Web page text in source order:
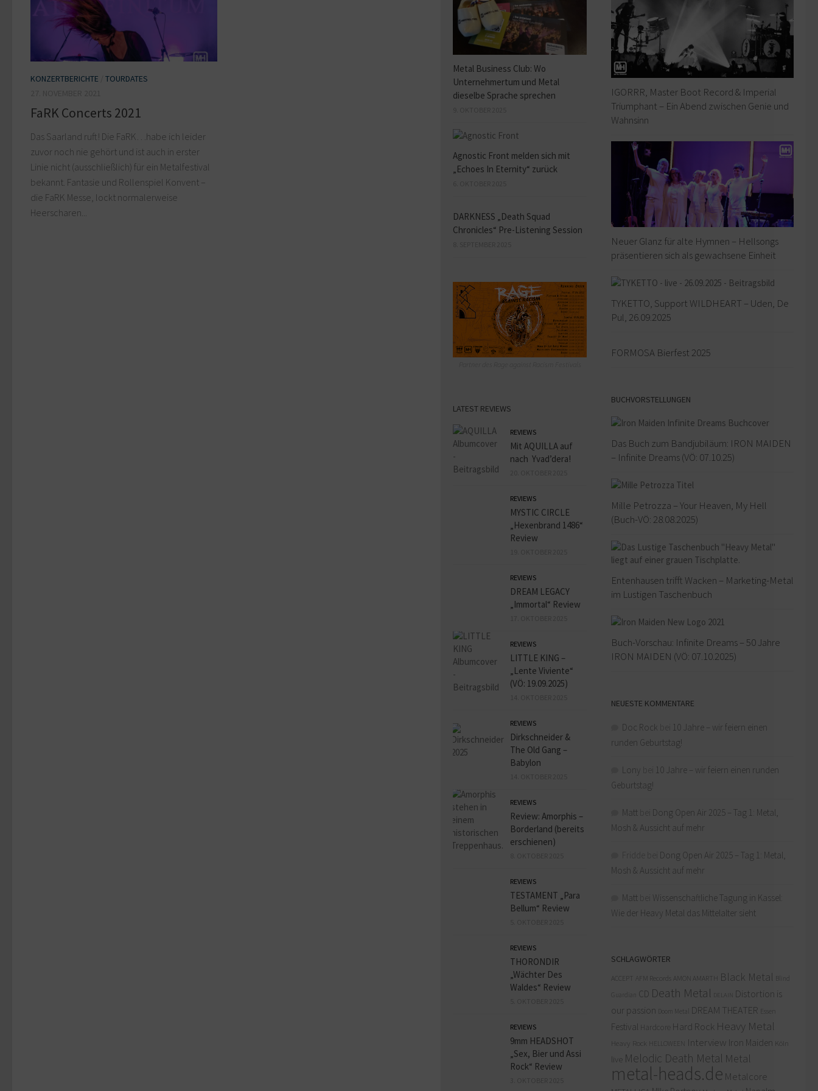
KONZERTBERICHTE
TOURDATES
FaRK Concerts 2021
Das Saarland ruft! Die FaRK…habe ich leider
zuvor noch nie gehört und ist auch in erster
Linie nicht (ausschließlich) für ein Metalfestival
bekannt. Fantasie und Rollenspiel Konvent –
die FaRK Messe, lockt normalerweise
Heerscharen...
IGORRR, Master Boot Record & Imperial
Triumphant – Ein Abend zwischen Genie und
Wahnsinn
Neuer Glanz für alte Hymnen – Hellsongs
präsentieren sich als gewachsene Einheit
TYKETTO, Support WILDHEART – Uden, De
Pul, 26.09.2025
FORMOSA Bierfest 2025
BUCHVORSTELLUNGEN
Das Buch zum Bandjubiläum: IRON MAIDEN
– Infinite Dreams (VÖ: 07.10.25)
Mille Petrozza – Your Heaven, My Hell
(Buch-VÖ: 28.08.2025)
Entenhausen trifft Wacken – Marketing-Metal
im Lustigen Taschenbuch
Buch-Vorschau: Infinite Dreams – 50 Jahre
IRON MAIDEN (VÖ: 07.10.2025)
NEUESTE KOMMENTARE
Doc Rock
10 Jahre – wir feiern einen
runden Geburtstag!
Lony
10 Jahre – wir feiern einen runden
Geburtstag!
Matt
Dong Open Air 2025 – Tag 1: Metal,
Mosh & Aussicht auf mehr
Dong Open Air 2025 – Tag 1: Metal,
Mosh & Aussicht auf mehr
Matt
Wissenschaftliche Tagung in Kassel:
Wie der Heavy Metal das Mittelalter sieht
SCHLAGWÖRTER
ACCEPT AFM Records AMON AMARTH Black Metal
Blind
CD Death Metal
Distortion is
our passion
Doom Metal DREAM THEATER
Festival Hardcore Hard Rock Heavy Metal
Heavy Rock HELLOWEEN Interview Iron Maiden Köln
live Melodic Death Metal Metal
metal-heads.de Metalcore
Metal Business Club: Wo
Unternehmertum und Metal
dieselbe Sprache sprechen
Agnostic Front melden sich mit
„Echoes In Eternity“ zurück
DARKNESS „Death Squad
Chronicles“ Pre-Listening Session
LATEST REVIEWS
REVIEWS
Mit AQUILLA auf
nach Yvad’dera!
REVIEWS
MYSTIC CIRCLE
„Hexenbrand 1486“
Review
REVIEWS
DREAM LEGACY
„Immortal“ Review
REVIEWS
LITTLE KING –
„Lente Viviente“
(VÖ: 19.09.2025)
REVIEWS
Dirkschneider &
The Old Gang –
Babylon
REVIEWS
Review: Amorphis –
Borderland (bereits
erschienen)
REVIEWS
TESTAMENT „Para
Bellum“ Review
REVIEWS
THORONDIR
„Wächter Des
Waldes“ Review
REVIEWS
9mm HEADSHOT
„Sex, Bier und Assi
Rock“ Review